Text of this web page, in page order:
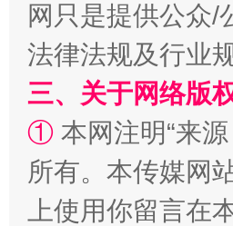
阿坝州三大球赛在茂县开幕
网只是提供公众/
法律法规及行业
三、关于网络版
① 本网注明“来
所有。本传媒网
上使用你留言在